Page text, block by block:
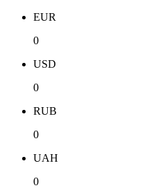
EUR
0
USD
0
RUB
0
UAH
0